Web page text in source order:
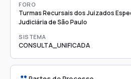
FORO
Turmas Recursais dos Juizados
Judiciária de São Paulo
SISTEMA
CONSULTA_UNIFICADA